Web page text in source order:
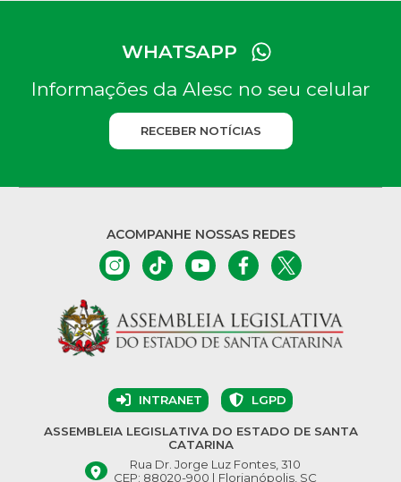
WHATSAPP
Informações da Alesc no seu celular
RECEBER NOTÍCIAS
ACOMPANHE NOSSAS REDES
INTRANET LGPD
ASSEMBLEIA LEGISLATIVA DO ESTADO DE SANTA
CATARINA
Rua Dr. Jorge Luz Fontes, 310
CEP: 88020-900 | Florianópolis, SC